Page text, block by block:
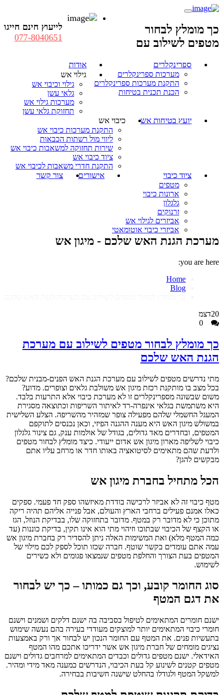
לייעוץ חינם חייגו
077-8040651
ספרינקלרים
מערכות ספרינקלרים
התקנת מערכות ספרינקלרים
הכנת תכנית בטיחות
אודות
גילוי אש
גילוי וכיבוי אש
גלאי עשן
מערכות גילוי אש
תחזוקת גלאי עשן
יועץ בטיחות אש כיבוי אש
התקנת מערכות כיבוי אש
ליווי מול רשתות הכבאות
שירות תחזוקה למשאבות כיבוי אש
ציוד כיבוי אש
התקנת חדרי משאבות לכיבוי אש
ציוד כיבוי
מטפים
ארונות כיבוי
גלגלון
זרנוקים
אביזרים לגילוי אש
אביזרי כיבוי אוטומאטי
אישורים צור קשר
כך מומלץ לבחור
מטפים לשילוב עם
מערכת הגנת האש שלכם - מיגון אש
you are here:
Home
Blog
20דצמ
כך מומלץ לבחור מטפים לשילוב עם מערכת
הגנת האש שלכם
מתי נדרשים מטפים לשילוב עם מערכת הגנת האש הפנים-מבנית שלכם?
בכל מצב בו מותקנת רכזת מיגון אש משולבת גלאים וצופרים. מדוע?
משום שבשונה מספרינקלרים זו לא מערכת כיבוי אלא התרעות בלבד.
היא משתמשת בגלאי אינפרה-רד לאיתור השריפות וכתוצאה מסגירת
המעגל החשמלי שלהם מפעילה צופר שמזהיר מהשריפה. הצלע השלישית
במשולש מיגון האש היא מענה ההגנה הפיזי, וכאן נכנסים לתוקפם
המטפים, ובחדרים מאד גדולים, בגודל של אולמות ענק, גם צינור גלגלון
כיבוי לשליפה מארון מיגון אש אדום ייעודי. כיצד מומלץ לבחור מטפים
ולדעת שהם מתאימים לסיטואציה באותו חדר או מרחב עליו אתם
מבקשים להגן?
הכל מתחיל בחברת מיגון אש
מטף כיבוי זה לא אביזר לרכישה בודדת מאיזשהו ספק חד פעמי. ספקים
כאלו אמנם פעילים ברחבי הארץ והעולם, אבל פנייה אליהם תהיה ריקה
מתוכן כי לא מדובר רק במטף. מדובר בתחזוקה שלו, בבדיקת הנוזל, הגז
או הקצף של הכיבוי שבתוכו וזיהוי מתי הוא אינו תקין, בדיקת כוננות (עד
כמה המטף מלא) ואת המשימות האלה ניתן להסדיר רק בחברת מיגון אש
עמה אתם עומדים בקשר שוטף. חברה שכזו תוכל לספק לכם מילוי של
המטפים בעת הצורך והחלפת מטפים שנמצאו פגומים ולא כשירים
לשימוש.
סוג החומר קובע, וכך גם כמותו – כך יש לבחור
את דגם המטף
ישנם חומרים המתאימים לטיפול בסביבה בה ישנם דלקים ושמנים וישנם
חומרי כיבוי המתאימים יותר למוצקים מעודדי בעירה בהם נעשה שימוש
בתעשיות פנים. את המטף עם החומר הנכון יש לבחור אך ורק באמצעות
נציגים מומחים של חברת מיגון אש אשר ידריכו אתכם מהו המטף
האידאלי. ישנם מטפים גדולים וכבדים המתאימים למרחבים גדולים וישנם
מטפים קטנים לשינוע קל בעת הכיבוי, הנדרשים כמענה מאד מידי ומהיר.
למשקל המטף ולגודלו בהחלט שישנה חשיבות בבחירה.